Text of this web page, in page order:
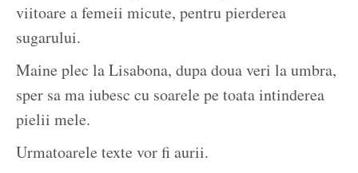
viitoare a femeii micute, pentru pierderea
sugarului.
Maine plec la Lisabona, dupa doua veri la umbra,
sper sa ma iubesc cu soarele pe toata intinderea
pielii mele.
Urmatoarele texte vor fi aurii.